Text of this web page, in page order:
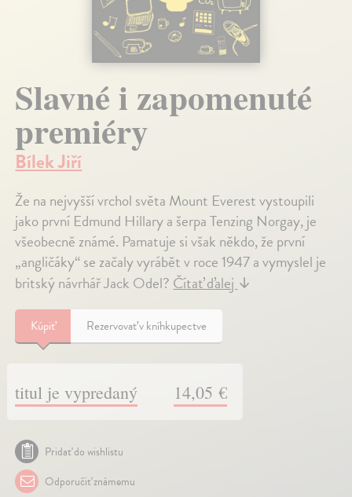
Slavné i zapomenuté
premiéry
Bílek Jiří
Že na nejvyšší vrchol světa Mount Everest vystoupili
jako první Edmund Hillary a šerpa Tenzing Norgay, je
všeobecně známé. Pamatuje si však někdo, že první
„angličáky“ se začaly vyrábět v roce 1947 a vymyslel je
britský návrhář Jack Odel?Čítať ďalej↓
Kúpiť Rezervovať v kníhkupectve
titul je vypredaný 14,05 €
Pridať do wishlistu
Odporučiť známemu